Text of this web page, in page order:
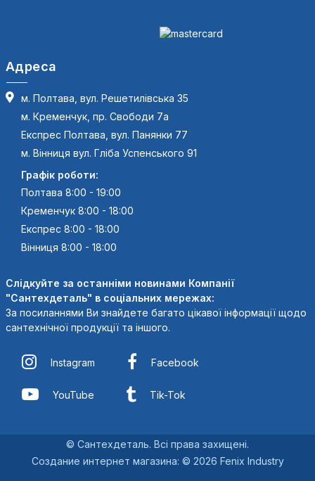
Адреса
м. Полтава, вул. Решетилівська 35
м. Кременчук, пр. Свободи 7а
Експрес Полтава, вул. Панянки 77
м. Вінниця вул. Гліба Успенського 91
Графік роботи:
Полтава 8:00 - 19:00
Кременчук 8:00 - 18:00
Експрес 8:00 - 18:00
Вінниця 8:00 - 18:00
Слідкуйте за останніми новинами Компанії
"Сантехдеталь" в соціальних мережах:
За посиланнями Ви знайдете багато цікавої інформації щодо
сантехнічної продукції та іншого.
Instagram Facebook
YouTube Tik-Tok
© Сантехдеталь. Всі права захищені.
Создание интернет магазина: © 2026 Fenix Industry